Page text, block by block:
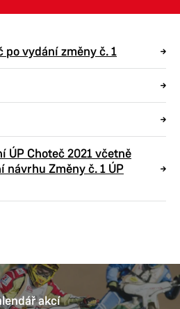
Občan
Město
po vydání změny č. 1
ÚP Choteč 2021 včetně
návrhu Změny č. 1 ÚP
akcí